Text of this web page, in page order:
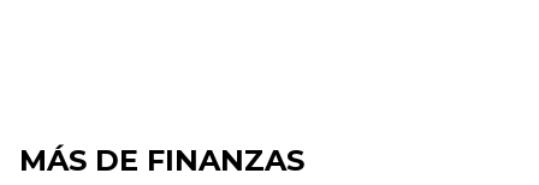
MÁS DE FINANZAS